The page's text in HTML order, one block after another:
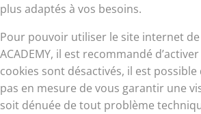
plus adaptés à vos besoins.
Pour pouvoir utiliser le site internet de
ACADEMY, il est recommandé
cookies sont désactivés, il est
pas en mesure de vous garantir une
soit dénuée de tout problème